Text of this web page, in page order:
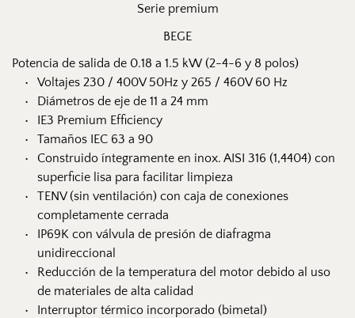
Serie premium
BEGE
Potencia de salida de 0.18 a 1.5 kW (2-4-6 y 8 polos)
Voltajes 230 / 400V 50Hz y 265 / 460V 60 Hz
Diámetros de eje de 11 a 24 mm
IE3 Premium Efficiency
Tamaños IEC 63 a 90
Construido íntegramente en inox. AISI 316 (1,4404) con
superficie lisa para facilitar limpieza
TENV (sin ventilación) con caja de conexiones
completamente cerrada
IP69K con válvula de presión de diafragma
unidireccional
Reducción de la temperatura del motor debido al uso
de materiales de alta calidad
Interruptor térmico incorporado (bimetal)